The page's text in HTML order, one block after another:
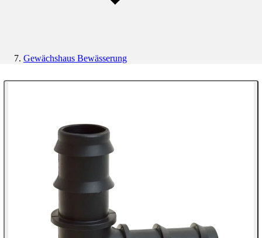
Gewächshaus Bewässerung